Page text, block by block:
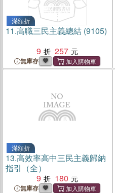
滿額折
11.高職三民主義總結 (9105)
9
257
無庫存
滿額折
13.高效率高中三民主義歸納
指引（全）
9
180
無庫存